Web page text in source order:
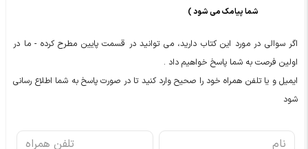
شما پیامک می شود )
اگر سوالی در مورد این کتاب دارید، می توانید در قسمت پایین مطرح کرده - ما در
اولین فرصت به شما پاسخ خواهیم داد .
ایمیل و یا تلفن همراه خود را صحیح وارد کنید تا در صورت پاسخ به شما اطلاع رسانی
شود